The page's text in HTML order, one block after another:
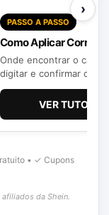
PASSO A PASSO
Como Aplicar
Onde encontrar o
digitar e confirmar o
VER
›
• ✓ Cupons
da Shein.